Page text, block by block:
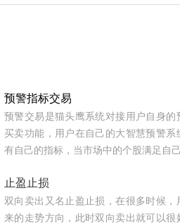
预警指标交易
预警交易是猫头鹰系统对接用户自身的
买卖功能，用户在自己的大智慧预警系
有自己的指标，当市场中的个股满足自
止盈止损
双向卖出又名止盈止损，在很多时候，
来的走势方向，此时双向卖出就可以很